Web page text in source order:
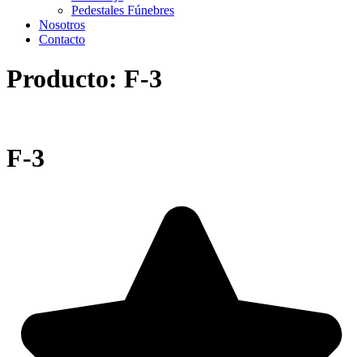
Pedestales Fúnebres
Nosotros
Contacto
Producto: F-3
F-3